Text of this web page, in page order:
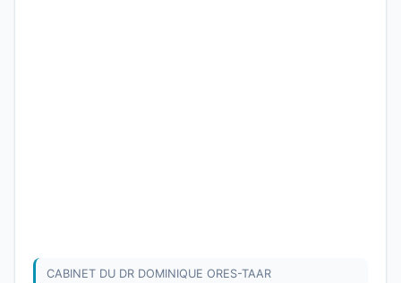
CABINET DU DR DOMINIQUE ORES-TAAR